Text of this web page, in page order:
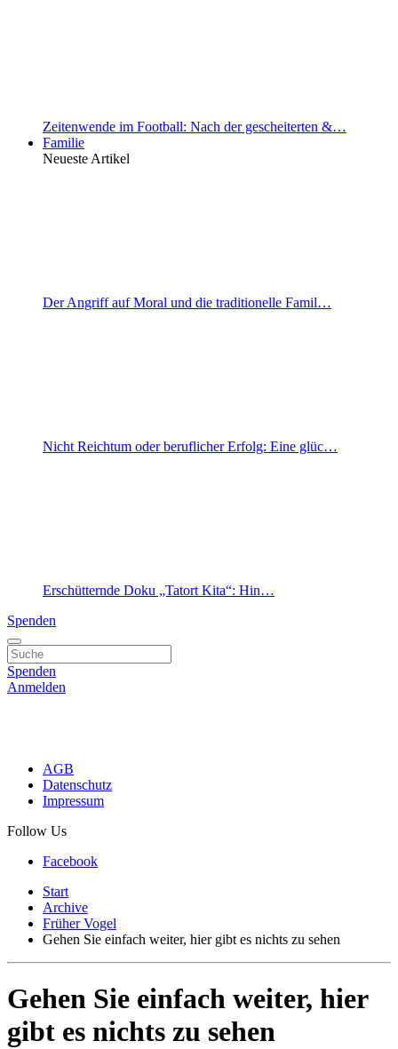
Zeitenwende im Football: Nach der gescheiterten &…
Familie
Neueste Artikel
Der Angriff auf Moral und die traditionelle Famil…
Nicht Reichtum oder beruflicher Erfolg: Eine glüc…
Erschütternde Doku „Tatort Kita“: Hin…
Spenden
Spenden
Anmelden
AGB
Datenschutz
Impressum
Follow Us
Facebook
Start
Archive
Früher Vogel
Gehen Sie einfach weiter, hier gibt es nichts zu sehen
Gehen Sie einfach weiter, hier
gibt es nichts zu sehen